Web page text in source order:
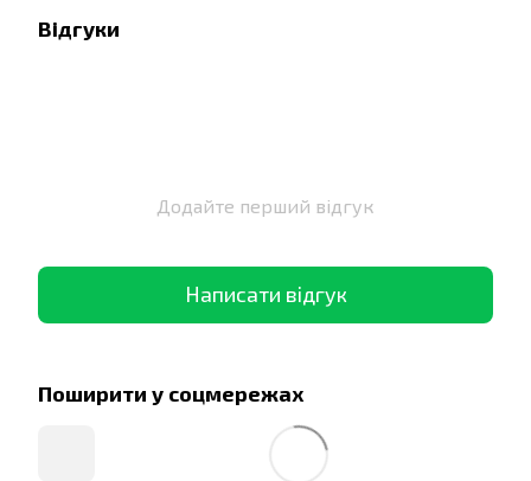
Відгуки
Додайте перший відгук
Написати відгук
Поширити у соцмережах